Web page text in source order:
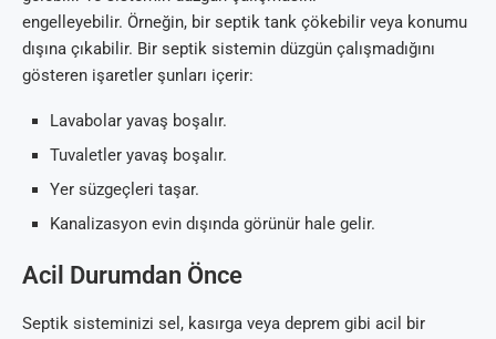
engelleyebilir. Örneğin, bir septik tank çökebilir veya konumu
dışına çıkabilir. Bir septik sistemin düzgün çalışmadığını
gösteren işaretler şunları içerir:
Lavabolar yavaş boşalır.
Tuvaletler yavaş boşalır.
Yer süzgeçleri taşar.
Kanalizasyon evin dışında görünür hale gelir.
Acil Durumdan Önce
Septik sisteminizi sel, kasırga veya deprem gibi acil bir